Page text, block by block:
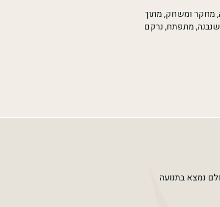
מ־20 שנה של טיפול, הוראה, מחקר ומשחק, מתוך
מתפתח, נרקם
נמצא בתנועה